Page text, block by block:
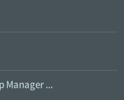
Manager ...